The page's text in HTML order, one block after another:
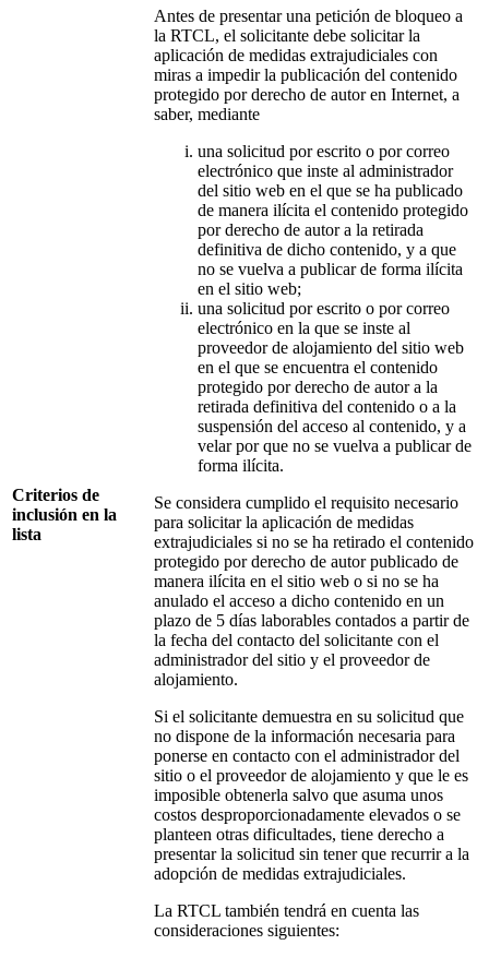
Criterios de
inclusión en la
lista
Antes de presentar una petición de bloqueo a
la RTCL, el solicitante debe solicitar la
aplicación de medidas extrajudiciales con
miras a impedir la publicación del contenido
protegido por derecho de autor en Internet, a
saber, mediante
una solicitud por escrito o por correo
electrónico que inste al administrador
del sitio web en el que se ha publicado
de manera ilícita el contenido protegido
por derecho de autor a la retirada
definitiva de dicho contenido, y a que
no se vuelva a publicar de forma ilícita
en el sitio web;
una solicitud por escrito o por correo
electrónico en la que se inste al
proveedor de alojamiento del sitio web
en el que se encuentra el contenido
protegido por derecho de autor a la
retirada definitiva del contenido o a la
suspensión del acceso al contenido, y a
velar por que no se vuelva a publicar de
forma ilícita.
Se considera cumplido el requisito necesario
para solicitar la aplicación de medidas
extrajudiciales si no se ha retirado el contenido
protegido por derecho de autor publicado de
manera ilícita en el sitio web o si no se ha
anulado el acceso a dicho contenido en un
plazo de 5 días laborables contados a partir de
la fecha del contacto del solicitante con el
administrador del sitio y el proveedor de
alojamiento.
Si el solicitante demuestra en su solicitud que
no dispone de la información necesaria para
ponerse en contacto con el administrador del
sitio o el proveedor de alojamiento y que le es
imposible obtenerla salvo que asuma unos
costos desproporcionadamente elevados o se
planteen otras dificultades, tiene derecho a
presentar la solicitud sin tener que recurrir a la
adopción de medidas extrajudiciales.
La RTCL también tendrá en cuenta las
consideraciones siguientes: